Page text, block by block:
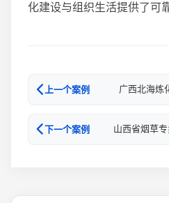
化建设与组织生活提供了可
上一个案例 广西北海炼
山西省烟草
下一个案例